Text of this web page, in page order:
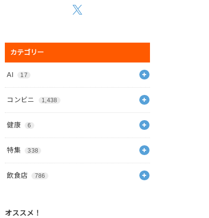
カテゴリー
AI 17
コンビニ 1,438
健康 6
特集 338
飲食店 786
オススメ！